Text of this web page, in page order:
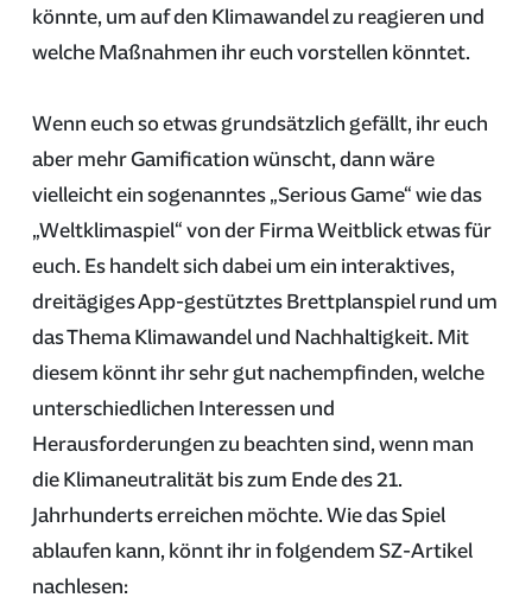
könnte, um auf den Klimawandel zu reagieren und
welche Maßnahmen ihr euch vorstellen könntet.
Wenn euch so etwas grundsätzlich gefällt, ihr euch
aber mehr Gamification wünscht, dann wäre
vielleicht ein sogenanntes „Serious Game“ wie das
„Weltklimaspiel“ von der Firma Weitblick etwas für
euch. Es handelt sich dabei um ein interaktives,
dreitägiges App-gestütztes Brettplanspiel rund um
das Thema Klimawandel und Nachhaltigkeit. Mit
diesem könnt ihr sehr gut nachempfinden, welche
unterschiedlichen Interessen und
Herausforderungen zu beachten sind, wenn man
die Klimaneutralität bis zum Ende des 21.
Jahrhunderts erreichen möchte. Wie das Spiel
ablaufen kann, könnt ihr in folgendem SZ-Artikel
nachlesen: